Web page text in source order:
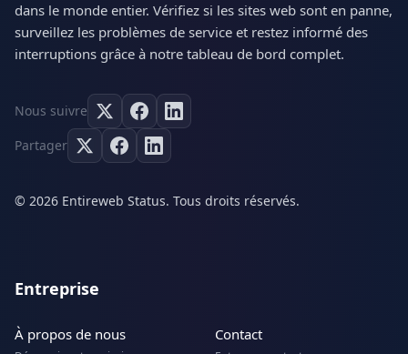
dans le monde entier. Vérifiez si les sites web sont en panne,
surveillez les problèmes de service et restez informé des
interruptions grâce à notre tableau de bord complet.
Nous suivre
Partager
© 2026 Entireweb Status. Tous droits réservés.
Entreprise
À propos de nous Contact